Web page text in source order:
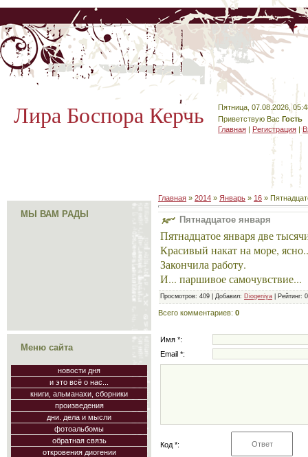
Лира Боспора Керчь
Пятница, 07.08.2026,
Приветствую Вас Гость
Главная | Регистрация |
МЫ ВАМ РАДЫ
Меню сайта
новости дня
и это всё о нас...
книги, альманахи, сборники
произведения
дни. дела и мысли
фотоальбомы
обратная связь
откровения диогении
Главная » 2014 » Январь » 16 »
Пятнадцатое января
Пятнадцатое января две
Красивый накат на море,
Закончила работу.
И... паршивое самочувствие...
Просмотров: 409 | Добавил: Diogeniya Рейтинг:
Всего комментариев: 0
Имя *:
Email *:
Код *: